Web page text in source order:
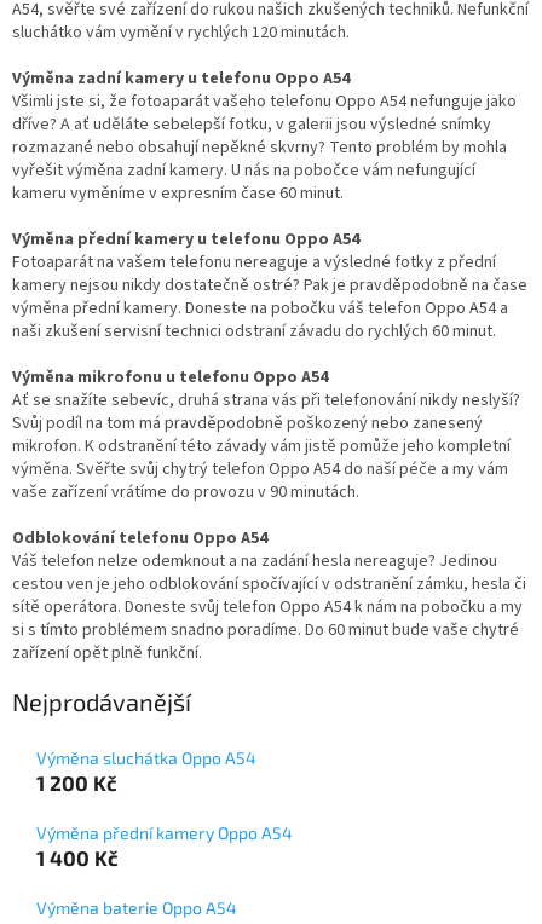
A54, svěřte své zařízení do rukou našich zkušených techniků. Nefunkční
sluchátko vám vymění v rychlých 120 minutách.
Výměna zadní kamery u telefonu Oppo A54
Všimli jste si, že fotoaparát vašeho telefonu Oppo A54 nefunguje jako
dříve? A ať uděláte sebelepší fotku, v galerii jsou výsledné snímky
rozmazané nebo obsahují nepěkné skvrny? Tento problém by mohla
vyřešit výměna zadní kamery. U nás na pobočce vám nefungující
kameru vyměníme v expresním čase 60 minut.
Výměna přední kamery u telefonu Oppo A54
Fotoaparát na vašem telefonu nereaguje a výsledné fotky z přední
kamery nejsou nikdy dostatečně ostré? Pak je pravděpodobně na čase
výměna přední kamery. Doneste na pobočku váš telefon Oppo A54 a
naši zkušení servisní technici odstraní závadu do rychlých 60 minut.
Výměna mikrofonu u telefonu Oppo A54
Ať se snažíte sebevíc, druhá strana vás při telefonování nikdy neslyší?
Svůj podíl na tom má pravděpodobně poškozený nebo zanesený
mikrofon. K odstranění této závady vám jistě pomůže jeho kompletní
výměna. Svěřte svůj chytrý telefon Oppo A54 do naší péče a my vám
vaše zařízení vrátíme do provozu v 90 minutách.
Odblokování telefonu Oppo A54
Váš telefon nelze odemknout a na zadání hesla nereaguje? Jedinou
cestou ven je jeho odblokování spočívající v odstranění zámku, hesla či
sítě operátora. Doneste svůj telefon Oppo A54 k nám na pobočku a my
si s tímto problémem snadno poradíme. Do 60 minut bude vaše chytré
zařízení opět plně funkční.
Nejprodávanější
Výměna sluchátka Oppo A54
1 200 Kč
Výměna přední kamery Oppo A54
1 400 Kč
Výměna baterie Oppo A54